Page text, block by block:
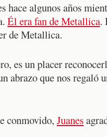
hace algunos años
Él era fan de Metallica.
de Metallica.
es un placer
abrazo que nos regaló
conmovido, Juanes